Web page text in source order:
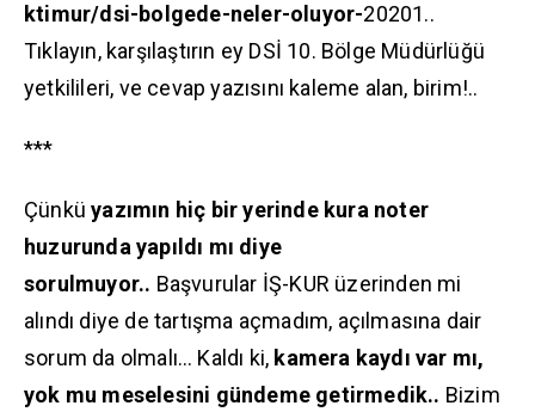
ktimur/dsi-bolgede-neler-oluyor-20201..
Tıklayın, karşılaştırın ey DSİ 10. Bölge Müdürlüğü
yetkilileri, ve cevap yazısını kaleme alan, birim!..
***
Çünküyazımın hiç bir yerinde kura noter
huzurunda yapıldı mı diye
sorulmuyor.. Başvurular İŞ-KUR üzerinden mi
alındı diye de tartışma açmadım, açılmasına dair
sorum da olmalı… Kaldı ki, kamera kaydı var mı,
yok mu meselesini gündeme getirmedik.. Bizim